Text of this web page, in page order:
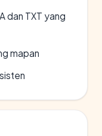
dan TXT yang
mapan